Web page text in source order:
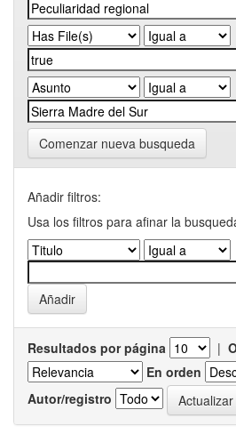
Comenzar nueva busqueda
Añadir filtros:
Usa los filtros para afinar la
Resultados por página |
En orden
Autor/registro